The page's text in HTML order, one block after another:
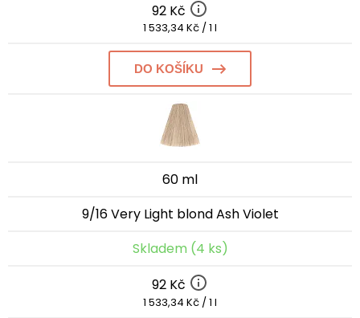
92 Kč
1 533,34 Kč / 1 l
DO KOŠÍKU
60 ml
9/16 Very Light blond Ash Violet
Skladem (4 ks)
92 Kč
1 533,34 Kč / 1 l